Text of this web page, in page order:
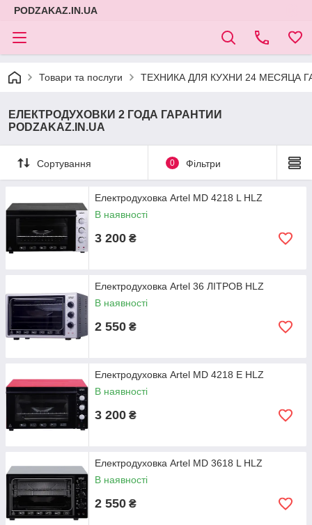
PODZAKAZ.IN.UA
Товари та послуги ТЕХНИКА ДЛЯ КУХНИ 24 МЕСЯЦА
ЕЛЕКТРОДУХОВКИ 2 ГОДА ГАРАНТИИ
PODZAKAZ.IN.UA
Сортування 0 Фільтри
Електродуховка Artel MD 4218 L HLZ
В наявності
3 200 ₴
Електродуховка Artel 36 ЛІТРОВ HLZ
В наявності
2 550 ₴
Електродуховка Artel MD 4218 E HLZ
В наявності
3 200 ₴
Електродуховка Artel MD 3618 L HLZ
В наявності
2 550 ₴